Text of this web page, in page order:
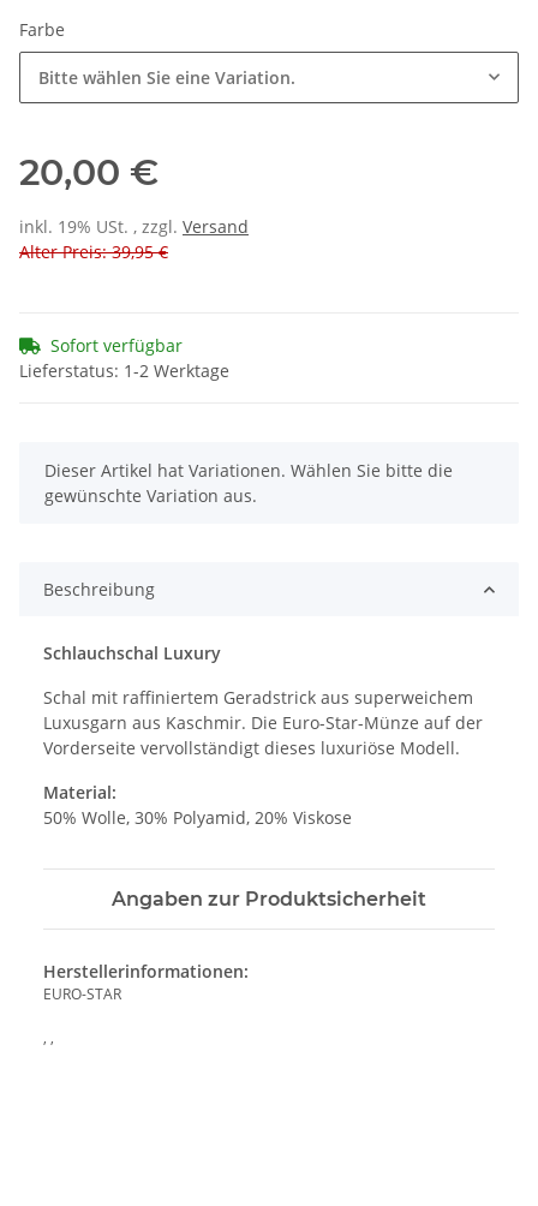
Farbe
Bitte wählen Sie eine Variation.
20,00 €
inkl. 19% USt. , zzgl. Versand
Alter Preis: 39,95 €
Sofort verfügbar
Lieferstatus: 1-2 Werktage
x
Dieser Artikel hat Variationen. Wählen Sie bitte die
gewünschte Variation aus.
Beschreibung
Schlauchschal Luxury
Schal mit raffiniertem Geradstrick aus superweichem
Luxusgarn aus Kaschmir. Die Euro-Star-Münze auf der
Vorderseite vervollständigt dieses luxuriöse Modell.
Material:
50% Wolle, 30% Polyamid, 20% Viskose
Angaben zur Produktsicherheit
Herstellerinformationen:
EURO-STAR
, ,